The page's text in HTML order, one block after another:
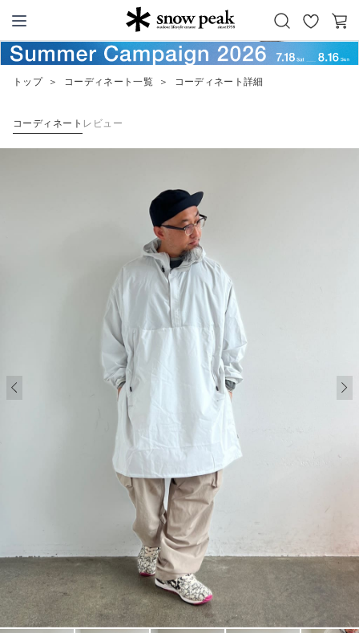
Snow Peak
お
気
カ
ー
トップ ＞ コーディネート一覧 ＞ コーディネート詳細
コーディネート レビュー